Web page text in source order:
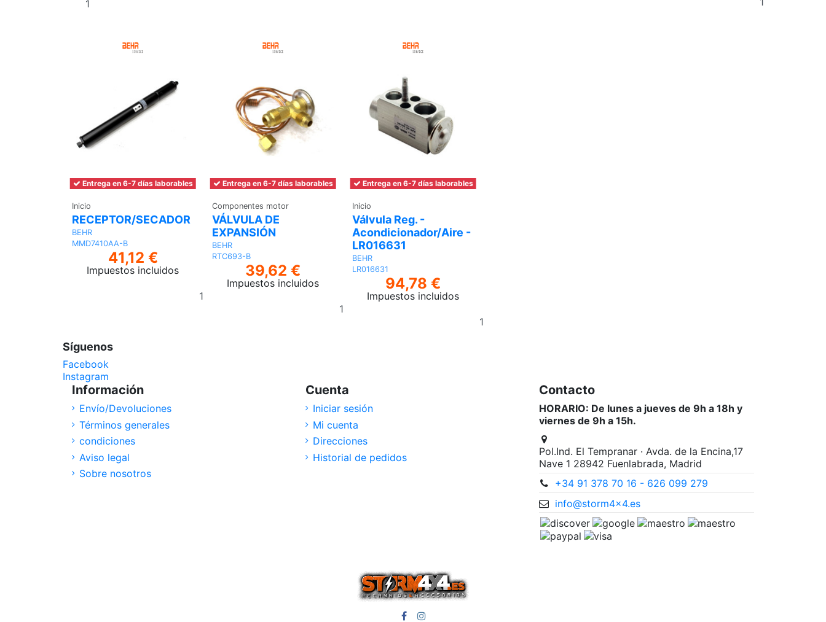
Entrega en 6-7 días laborables
Inicio
RECEPTOR/SECADOR
BEHR
MMD7410AA-B
41,12 €
Impuestos incluidos
Añadir
Entrega en 6-7 días laborables
Componentes motor
VÁLVULA DE
EXPANSIÓN
BEHR
RTC693-B
39,62 €
Impuestos incluidos
Añadir
Entrega en 6-7 días laborables
Inicio
Válvula Reg. -
Acondicionador/Aire -
LR016631
BEHR
LR016631
94,78 €
Impuestos incluidos
Síguenos
Facebook
Instagram
Información
Envío/Devoluciones
Términos generales
condiciones
Aviso legal
Sobre nosotros
Cuenta
Iniciar sesión
Mi cuenta
Direcciones
Historial de pedidos
Contacto
HORARIO: De lunes a jueves de 9h a 18h y
viernes de 9h a 15h.
Pol.Ind. El Tempranar · Avda. de la Encina,17
Nave 1 28942 Fuenlabrada, Madrid
+34 91 378 70 16 - 626 099 279
info@storm4x4.es